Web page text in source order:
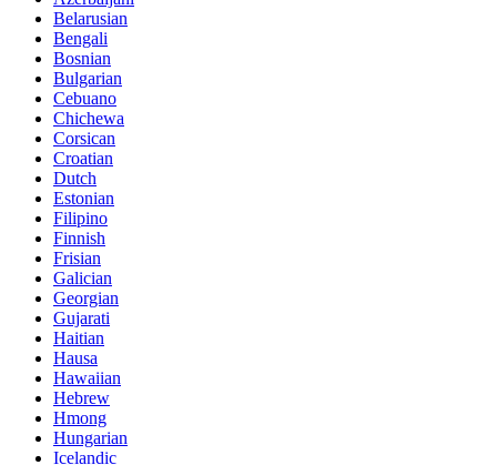
Belarusian
Bengali
Bosnian
Bulgarian
Cebuano
Chichewa
Corsican
Croatian
Dutch
Estonian
Filipino
Finnish
Frisian
Galician
Georgian
Gujarati
Haitian
Hausa
Hawaiian
Hebrew
Hmong
Hungarian
Icelandic